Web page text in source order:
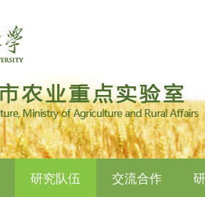
研究队伍 交流合作